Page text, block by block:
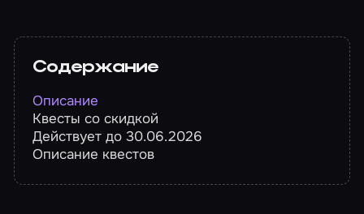
Содержание
Описание
Квесты со скидкой
Действует до 30.06.2026
Описание квестов